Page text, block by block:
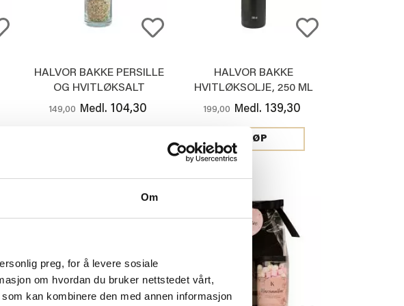
Om
preg, for å levere sosiale
om hvordan du bruker nettstedet vårt,
kan kombinere den med annen informasjon
HALVOR BAKKE PERSILLE
OG HVITLØKSALT
149,00 Medl. 104,30
HALVOR BAKKE
HVITLØKSOLJE, 250 ML
199,00 Medl. 139,30
KJØP